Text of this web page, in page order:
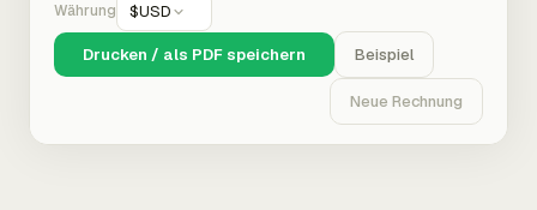
Währung $USD
Drucken / als PDF speichern Beispiel
Neue Rechnung